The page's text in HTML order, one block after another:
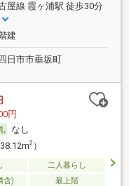
屋線 霞ヶ浦駅 徒歩30分
建
日市市垂坂町
円
なし
2）
二人暮らし
含) 最上階